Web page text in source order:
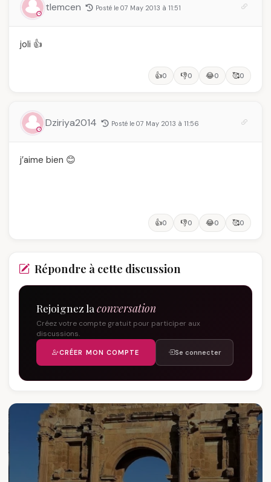
tlemcen Posté le 07 May 2013 à 11:51
joli 👍
👍0 👎0 😂0 🥰0
Dziriya2014 Posté le 07 May 2013 à 11:56
j’aime bien 😊
👍0 👎0 😂0 🥰0
Répondre à cette discussion
Rejoignez la conversation
Créez votre compte gratuit pour participer aux
discussions.
CRÉER MON COMPTE Se connecter